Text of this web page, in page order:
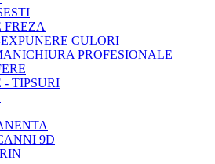
FREZA
CULORI
PROFESIONALE
- TIPSURI
9D